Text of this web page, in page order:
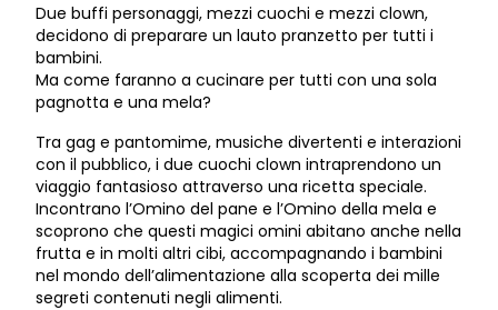
Due buffi personaggi, mezzi cuochi e mezzi clown,
decidono di preparare un lauto pranzetto per tutti i
bambini.
Ma come faranno a cucinare per tutti con una sola
pagnotta e una mela?
Tra gag e pantomime, musiche divertenti e interazioni
con il pubblico, i due cuochi clown intraprendono un
viaggio fantasioso attraverso una ricetta speciale.
Incontrano l’Omino del pane e l’Omino della mela e
scoprono che questi magici omini abitano anche nella
frutta e in molti altri cibi, accompagnando i bambini
nel mondo dell’alimentazione alla scoperta dei mille
segreti contenuti negli alimenti.